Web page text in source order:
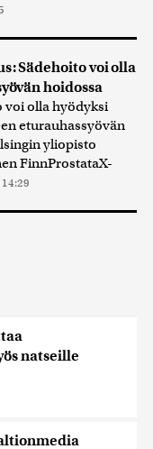
Sädehoito voi olla
hoidossa
voi olla hyödyksi
eturauhassyövän
yliopisto
FinnProstataX-
natseille